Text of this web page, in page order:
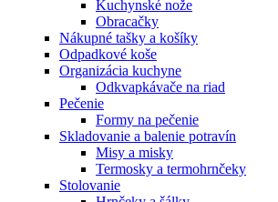
Kuchynské nože
Obracačky
Nákupné tašky a košíky
Odpadkové koše
Organizácia kuchyne
Odkvapkávače na riad
Pečenie
Formy na pečenie
Skladovanie a balenie potravín
Misy a misky
Termosky a termohrnčeky
Stolovanie